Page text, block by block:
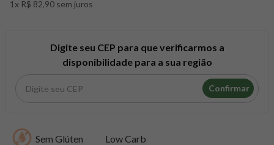
1x R$ 82,90 sem juros
Digite seu CEP para que verificarmos a
disponibilidade para a sua região
Confirmar
Sem Glúten Low Carb
8º snack proteico mundo verde